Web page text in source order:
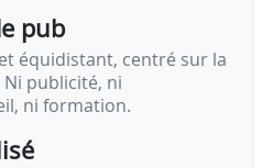
pub
équidistant, centré sur la
publicité, ni
ni formation.